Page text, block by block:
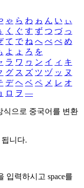
ゃ ら わ ゎ ん い ぃ
く ぐ す ず つ づ っ
て で ね へ べ ぺ め
よ ょ ろ を
ラ ワ ヮ ン イ ィ キ
グ ス ズ ツ ヅ ッ ヌ
デ ヘ ベ ペ メ レ オ
ロ ヲ ―
식으로 중국어를 변환
니다.
입력하시고 space를